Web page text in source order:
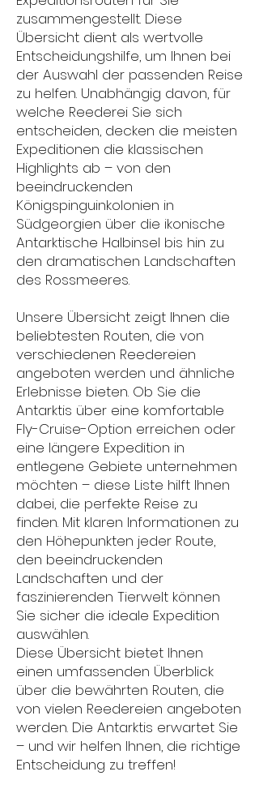
zusammengestellt. Diese
Übersicht dient als wertvolle
Entscheidungshilfe, um Ihnen bei
der Auswahl der passenden Reise
zu helfen. Unabhängig davon, für
welche Reederei Sie sich
entscheiden, decken die meisten
Expeditionen die klassischen
Highlights ab – von den
beeindruckenden
Königspinguinkolonien in
Südgeorgien über die ikonische
Antarktische Halbinsel bis hin zu
den dramatischen Landschaften
des Rossmeeres.
Unsere Übersicht zeigt Ihnen die
beliebtesten Routen, die von
verschiedenen Reedereien
angeboten werden und ähnliche
Erlebnisse bieten. Ob Sie die
Antarktis über eine komfortable
Fly-Cruise-Option erreichen oder
eine längere Expedition in
entlegene Gebiete unternehmen
möchten – diese Liste hilft Ihnen
dabei, die perfekte Reise zu
finden. Mit klaren Informationen zu
den Höhepunkten jeder Route,
den beeindruckenden
Landschaften und der
faszinierenden Tierwelt können
Sie sicher die ideale Expedition
auswählen.
Diese Übersicht bietet Ihnen
einen umfassenden Überblick
über die bewährten Routen, die
von vielen Reedereien angeboten
werden. Die Antarktis erwartet Sie
– und wir helfen Ihnen, die richtige
Entscheidung zu treffen!